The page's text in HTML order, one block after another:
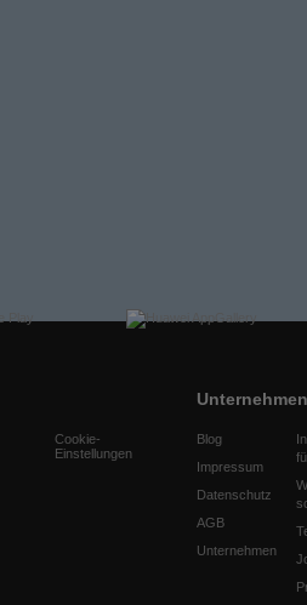
Cookie-
Einstellungen
Unternehmen
Blog
Impressum
Datenschutz
AGB
Unternehmen